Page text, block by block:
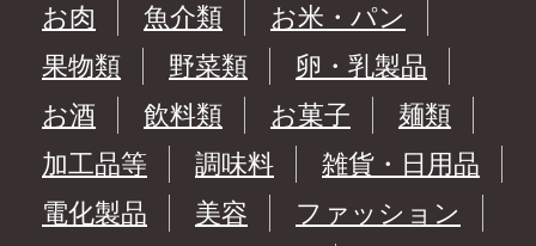
お肉
魚介類
お米・パン
果物類
野菜類
卵・乳製品
お酒
飲料類 お菓子
麺類
加工品等
調味料
雑貨・日用品
電化製品
美容
ファッション